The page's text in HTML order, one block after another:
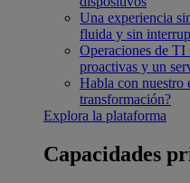
Una experiencia
fluida y sin
Operaciones de
proactivas y un
Habla con nuestro
transformación?
Explora la plataforma
Capacidades